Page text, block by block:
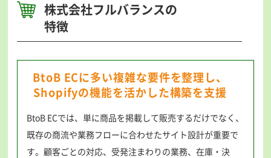
株式会社フルバランスの
特徴
BtoB ECに多い複雑な要件を整理し、
Shopifyの機能を活かした構築を支援
BtoB ECでは、単に商品を掲載して販売するだけでなく、
既存の商流や業務フローに合わせたサイト設計が重要で
す。顧客ごとの対応、受発注まわりの業務、在庫・決